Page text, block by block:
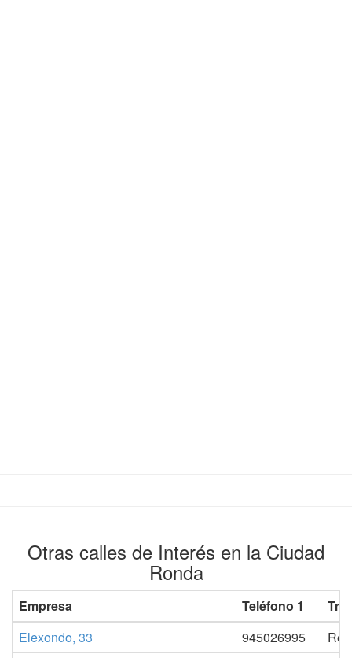
Otras calles de Interés en la Ciudad
Ronda
Empresa Teléfono 1
Elexondo, 33
945026995